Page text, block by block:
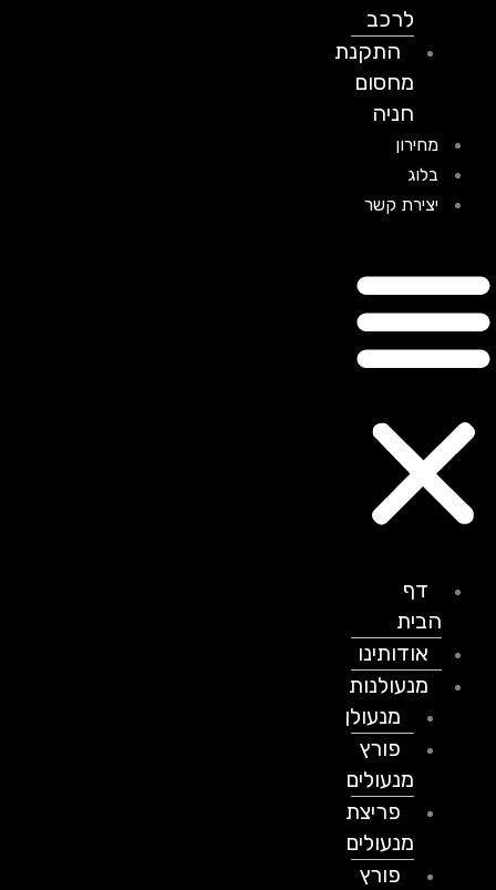
לרכב
התקנת
מחסום
חניה
מחירון
בלוג
יצירת קשר
דף
הבית
אודותינו
מנעולנות
מנעולן
פורץ
מנעולים
פריצת
מנעולים
פורץ